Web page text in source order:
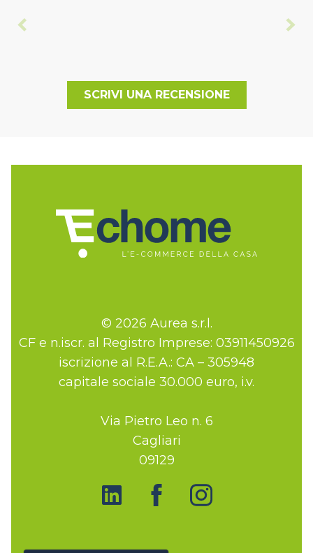
SCRIVI UNA RECENSIONE
© 2026 Aurea s.r.l.
CF e n.iscr. al Registro Imprese: 03911450926
iscrizione al R.E.A.: CA – 305948
capitale sociale 30.000 euro, i.v.
Via Pietro Leo n. 6
Cagliari
09129